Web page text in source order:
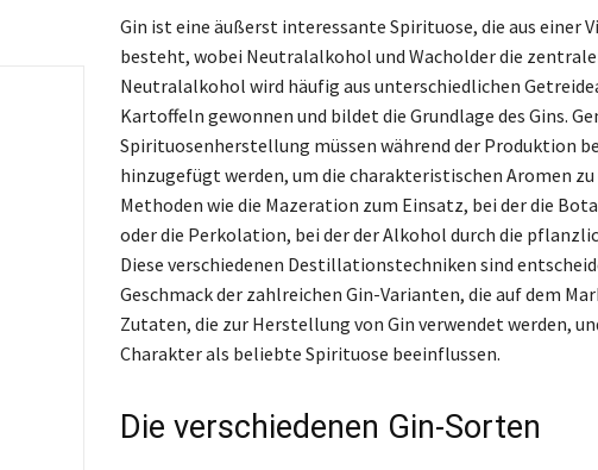
Gin ist eine äußerst interessante Spirituose, die aus einer
besteht, wobei Neutralalkohol und Wacholder die
Neutralalkohol wird häufig aus unterschiedlichen
Kartoffeln gewonnen und bildet die Grundlage des Gins.
Spirituosenherstellung müssen während der Produktion
hinzugefügt werden, um die charakteristischen Aromen
Methoden wie die Mazeration zum Einsatz, bei der die
oder die Perkolation, bei der der Alkohol durch die
Diese verschiedenen Destillationstechniken sind
Geschmack der zahlreichen Gin-Varianten, die auf dem
Zutaten, die zur Herstellung von Gin verwendet werden,
Charakter als beliebte Spirituose beeinflussen.
Die verschiedenen Gin-Sorten